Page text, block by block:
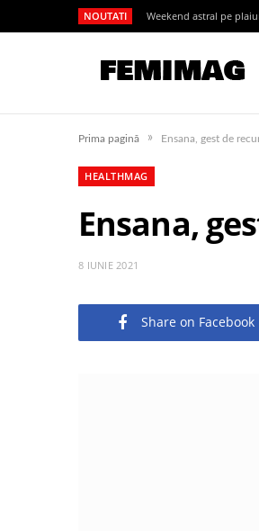
NOUTATI Weekend astral pe
Prima pagină » Ensana, gest de
HEALTHMAG
Ensana,
8 IUNIE 2021
Share on Facebook